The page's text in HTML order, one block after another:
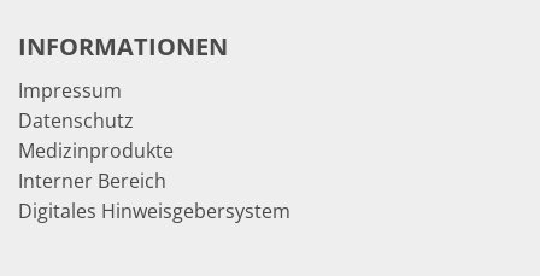
INFORMATIONEN
Impressum
Datenschutz
Medizinprodukte
Interner Bereich
Digitales Hinweisgebersystem